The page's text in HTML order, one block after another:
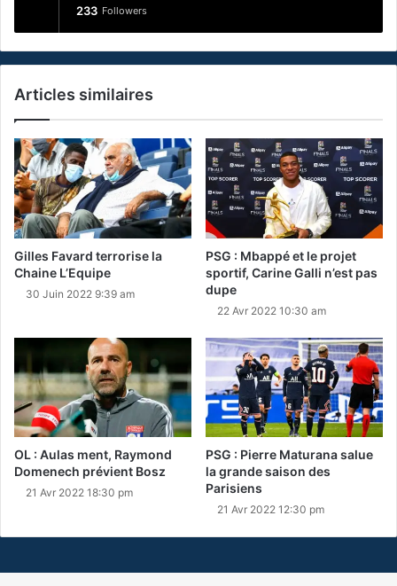
233 Followers
Articles similaires
Gilles Favard terrorise la
Chaine L’Equipe
30 Juin 2022 9:39 am
PSG : Mbappé et le projet
sportif, Carine Galli n’est pas
dupe
22 Avr 2022 10:30 am
OL : Aulas ment, Raymond
Domenech prévient Bosz
21 Avr 2022 18:30 pm
PSG : Pierre Maturana salue
la grande saison des
Parisiens
21 Avr 2022 12:30 pm